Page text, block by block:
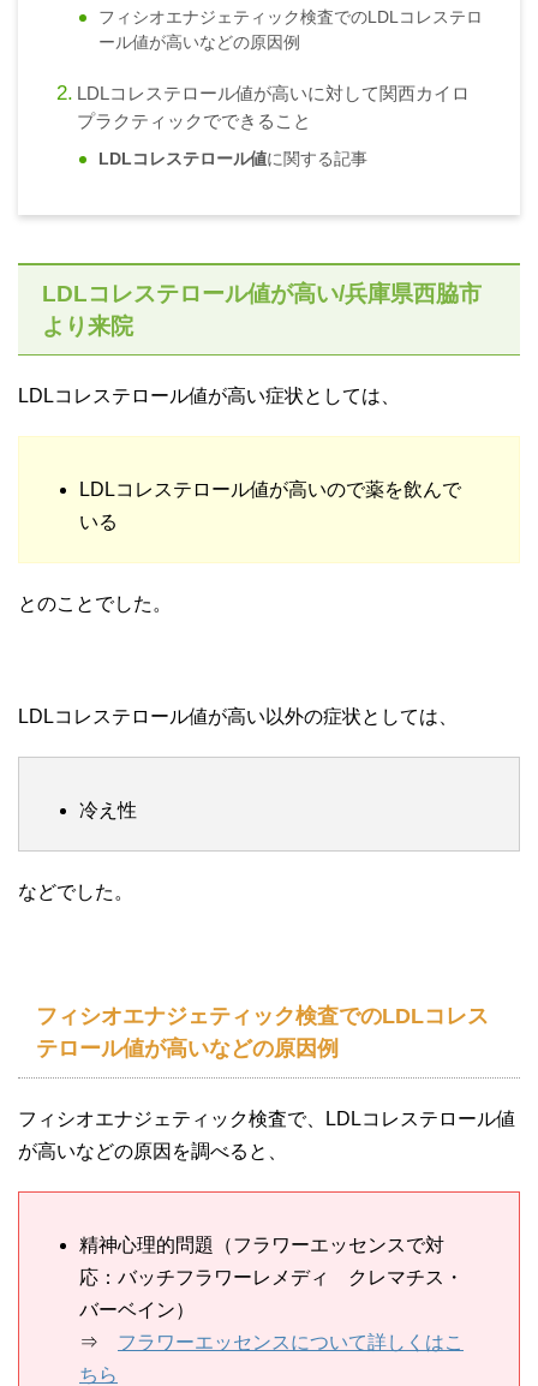
フィシオエナジェティック検査でのLDLコレステロ
ール値が高いなどの原因例
LDLコレステロール値が高いに対して関西カイロ
プラクティックでできること
LDLコレステロール値に関する記事
LDLコレステロール値が高い/兵庫県西脇市
より来院
LDLコレステロール値が高い症状としては、
LDLコレステロール値が高いので薬を飲んで
いる
とのことでした。
LDLコレステロール値が高い以外の症状としては、
冷え性
などでした。
フィシオエナジェティック検査でのLDLコレス
テロール値が高いなどの原因例
フィシオエナジェティック検査で、LDLコレステロール値
が高いなどの原因を調べると、
精神心理的問題（フラワーエッセンスで対
応：バッチフラワーレメディ クレマチス・
バーベイン）
⇒ フラワーエッセンスについて詳しくはこ
ちら